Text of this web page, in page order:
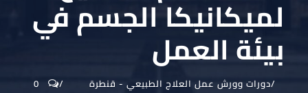
لميكانيكا الجسم في
بيئة العمل
دورات وورش عمل العلاج الطبيعي - قنطرة 0